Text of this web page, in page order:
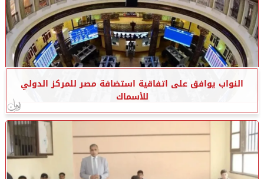
النواب يوافق على اتفاقية استضافة مصر للمركز الدولي
للأسماك